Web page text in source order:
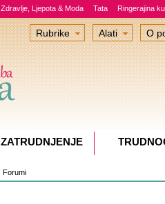
Zdravlje, Ljepota & Moda Tata Ringerajina
Forumi
Rubrike Alati O
ZATRUDNJENJE